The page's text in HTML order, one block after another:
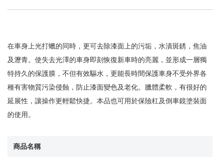
在車身上光打蠟的同時，更可去除漆面上的污垢，水漬斑銹，焦油
及瀝青。使失去光澤的車身即刻恢復新車時的亮麗，並形成一層獨
特持久的保護膜，不但有效驅水，更能長時間保護車身不受外界各
種有害物質污染侵蝕，防止漆面變色及老化。臘體柔軟，有很好的
延展性，讓操作更輕鬆快捷。本品也可用於保險杠及倒車鏡塗裝面
的使用。
商品名稱